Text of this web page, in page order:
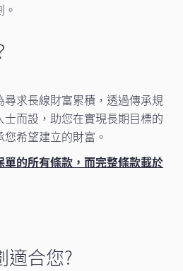
求長線財富累積，透過傳承規
而設，助您在實現長期目標的
希望建立的財富。
的所有條款，而完整條款載於
適合您?